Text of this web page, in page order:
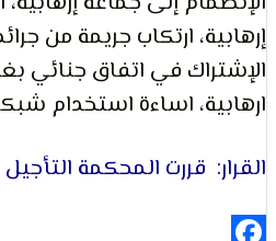
ارتكاب جريمة من جرائم
في اتفاق جنائي بغرض
اساءة استخدام شبكة
المحكمة التأجيل لجلسة 18 أبريل